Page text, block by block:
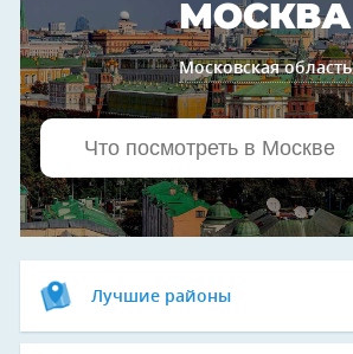
МОСКВА
Московская область
Лучшие районы